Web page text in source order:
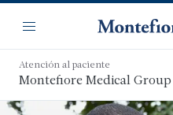
contenido
principal
Navegación
Menú
Atención al paciente
Montefiore Medical Group